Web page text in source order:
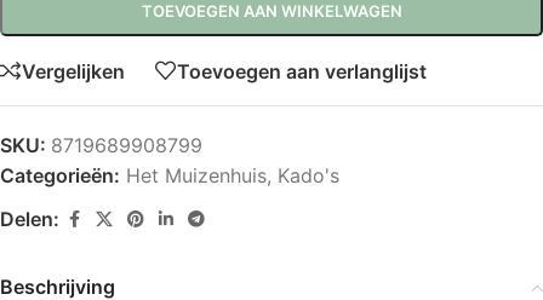
TOEVOEGEN AAN WINKELWAGEN
Vergelijken Toevoegen aan verlanglijst
SKU: 8719689908799
Categorieën: Het Muizenhuis, Kado's
Delen:
Beschrijving